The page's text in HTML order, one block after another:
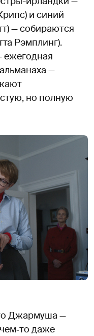
и синий
— собираются
Рэмплинг).
ежегодная
—
но полную
Джармуша —
даже